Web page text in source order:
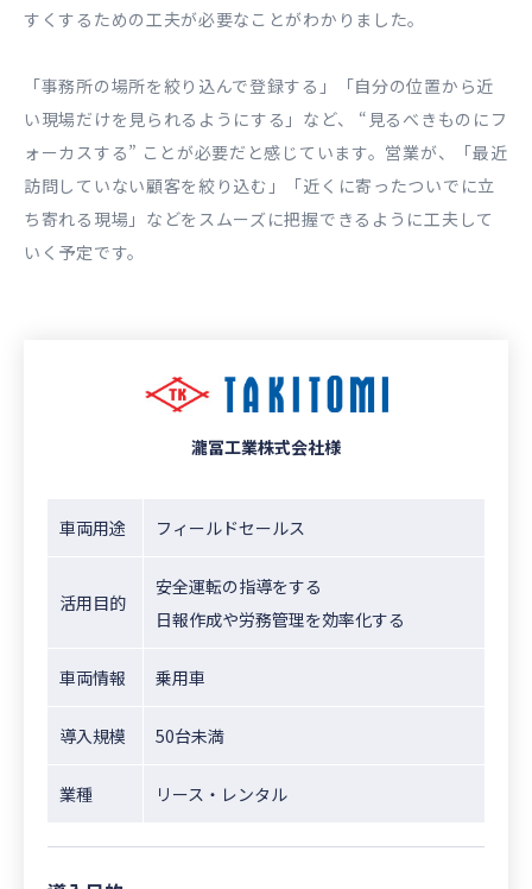
すくするための工夫が必要なことがわかりました。
「事務所の場所を絞り込んで登録する」「自分の位置から近
い現場だけを見られるようにする」など、 “見るべきものにフ
ォーカスする” ことが必要だと感じています。営業が、「最近
訪問していない顧客を絞り込む」「近くに寄ったついでに立
ち寄れる現場」などをスムーズに把握できるように工夫して
いく予定です。
瀧冨工業株式会社様
車両用途 フィールドセールス
活用目的
安全運転の指導をする
日報作成や労務管理を効率化する
車両情報 乗用車
導入規模 50台未満
業種 リース・レンタル